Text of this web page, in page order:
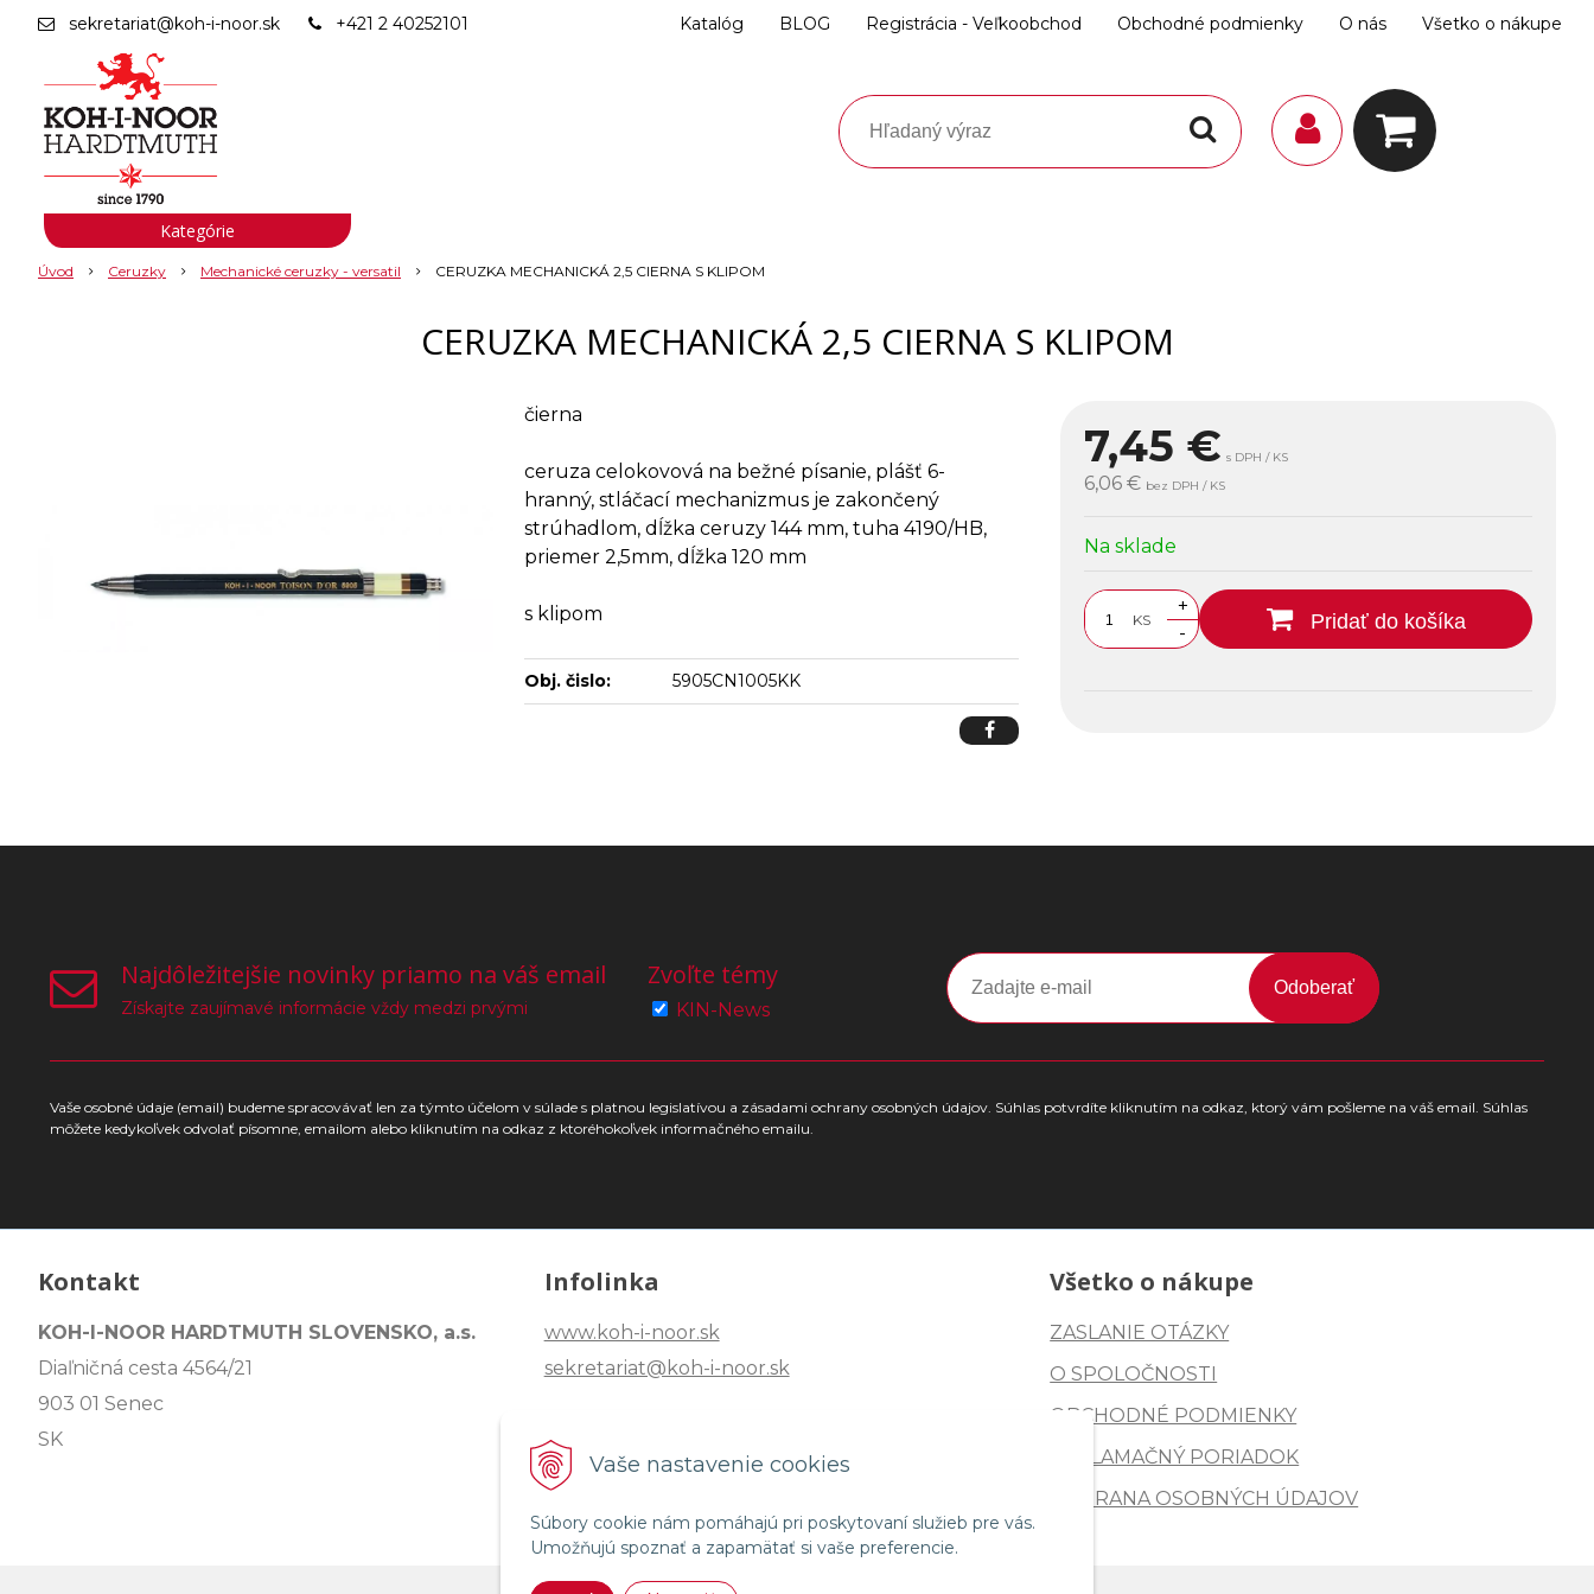
Vaše nastavenie cookies
Súbory cookie nám pomáhajú pri poskytovaní služieb pre vás.
Umožňujú spoznať a zapamätať si vaše preferencie.
sekretariat@koh-i-noor.sk +421 2 40252101 Katalóg BLOG Registrácia - Veľkoobchod Obchodné podmienky O nás Všetko o nákupe
Úvod Ceruzky Mechanické ceruzky - versatil CERUZKA MECHANICKÁ 2,5 CIERNA S KLIPOM
CERUZKA MECHANICKÁ 2,5 CIERNA S KLIPOM
7,45 € s DPH / KS
6,06 € bez DPH / KS
Na sklade
KS
+
-
Pridať do košíka
čierna
ceruza celokovová na bežné písanie, plášť 6-
hranný, stláčací mechanizmus je zakončený
strúhadlom, dĺžka ceruzy 144 mm, tuha 4190/HB,
priemer 2,5mm, dĺžka 120 mm
s klipom
Obj. čislo: 5905CN1005KK
Kategórie
Najdôležitejšie novinky priamo na váš email
Získajte zaujímavé informácie vždy medzi prvými
Zvoľte témy
KIN-News
Odoberať
Vaše osobné údaje (email) budeme spracovávať len za týmto účelom v súlade s platnou legislatívou a zásadami ochrany osobných údajov. Súhlas potvrdíte kliknutím na odkaz, ktorý vám pošleme na váš email. Súhlas
môžete kedykoľvek odvolať písomne, emailom alebo kliknutím na odkaz z ktoréhokoľvek informačného emailu.
Kontakt
KOH-I-NOOR HARDTMUTH SLOVENSKO, a.s.
Diaľničná cesta 4564/21
903 01 Senec
SK
Infolinka
www.koh-i-noor.sk
sekretariat@koh-i-noor.sk
Tel: +421 2 40252101
Fax: +421 2 44872870
Všetko o nákupe
ZASLANIE OTÁZKY
O SPOLOČNOSTI
OBCHODNÉ PODMIENKY
REKLAMAČNÝ PORIADOK
OCHRANA OSOBNÝCH ÚDAJOV